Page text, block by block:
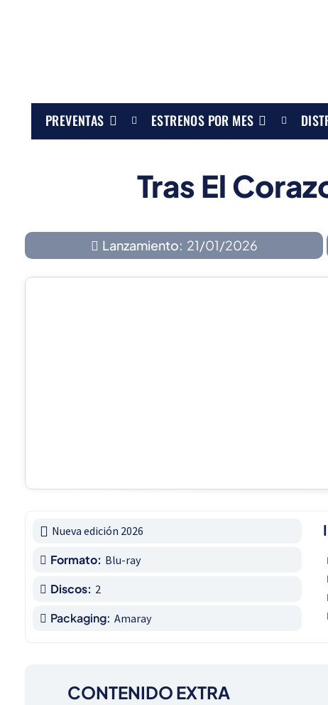
PREVENTAS ESTRENOS POR MES
Tras El
Lanzamiento: 21/01/2026
Nueva edición 2026
Formato: Blu-ray
Discos: 2
Packaging: Amaray
CONTENIDO EXTRA